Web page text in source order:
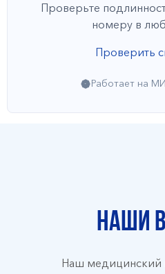
Проверьте
номеру в
Проверить
Работает на
Наши
Наш медицинский